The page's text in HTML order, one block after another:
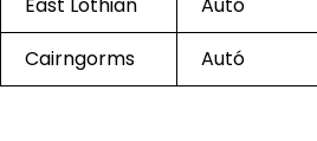
East Lothian Autó
Cairngorms
Autó